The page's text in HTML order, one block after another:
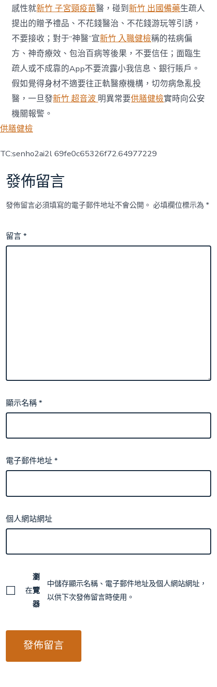
感性就新竹 子宮頸疫苗醫，碰到新竹 出國備藥生疏人
提出的贈予禮品、不花錢醫治、不花錢游玩等引誘，
不要接收；對于“神醫”宣新竹 入職健檢稱的祛病偏
方、神奇療效、包治百病等後果，不要信任；面臨生
疏人或不成靠的App不要流露小我信息、銀行賬戶。
假如覺得身材不適要往正軌醫療機構，切勿病急亂投
醫，一旦發新竹 超音波 明異常要供膳健檢實時向公安
機關報警。
供膳健檢
TC:senho2ai2l 69fe0c65326f72.64977229
發佈留言
發佈留言必須填寫的電子郵件地址不會公開。 必填欄位標示為*
留言*
顯示名稱*
電子郵件地址*
個人網站網址
在
瀏
覽
器
中儲存顯示名稱、電子郵件地址及個人網站網址，
以供下次發佈留言時使用。